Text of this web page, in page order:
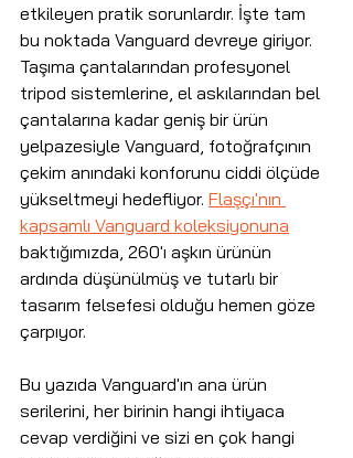
etkileyen pratik sorunlardır. İşte tam
bu noktada Vanguard devreye giriyor.
Taşıma çantalarından profesyonel
tripod sistemlerine, el askılarından bel
çantalarına kadar geniş bir ürün
yelpazesiyle Vanguard, fotoğrafçının
çekim anındaki konforunu ciddi ölçüde
yükseltmeyi hedefliyor. Flaşçı'nın
kapsamlı Vanguard koleksiyonuna
baktığımızda, 260'ı aşkın ürünün
ardında düşünülmüş ve tutarlı bir
tasarım felsefesi olduğu hemen göze
çarpıyor.
Bu yazıda Vanguard'ın ana ürün
serilerini, her birinin hangi ihtiyaca
cevap verdiğini ve sizi en çok hangi